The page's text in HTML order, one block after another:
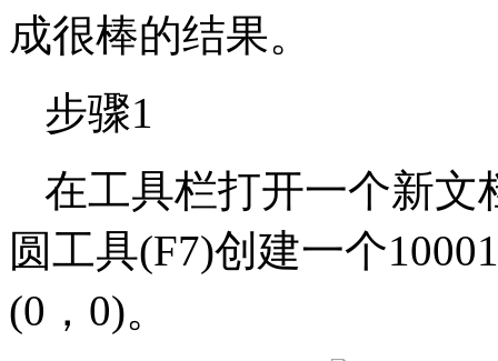
成很棒的结果。
步骤1
在工具栏打开一个新文
圆工具(F7)创建一个
(0，0)。